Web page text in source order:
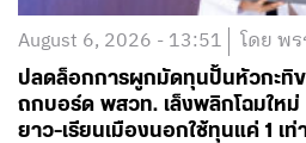
August 6, 2026 - 13:51 โดย พ
ปลดล็อกการผูกมัดทุนปั้นหัวกะทิข
ถกบอร์ด พสวท. เล็งพลิกโฉมให
ยาว-เรียนเมืองนอกใช้ทุนแค่ 1 เ